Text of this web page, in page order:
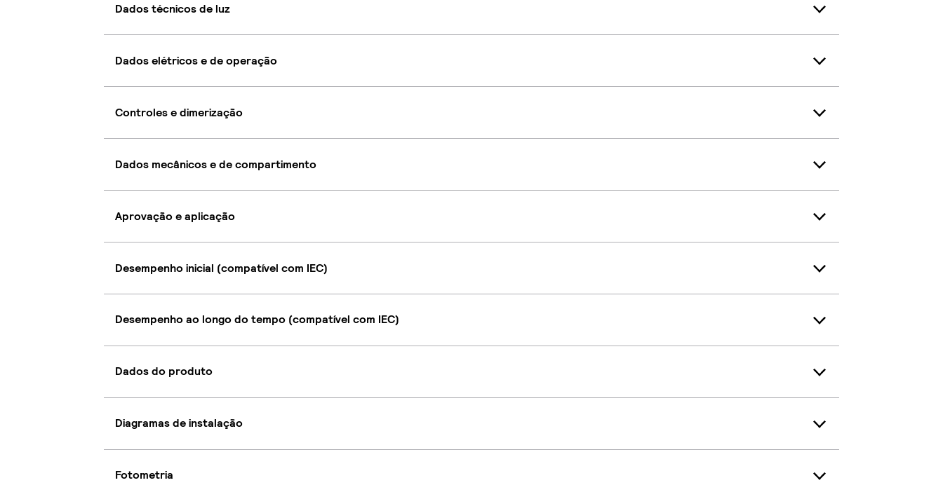
Dados técnicos de luz
Dados elétricos e de operação
Controles e dimerização
Dados mecânicos e de compartimento
Aprovação e aplicação
Desempenho inicial (compatível com IEC)
Desempenho ao longo do tempo (compatível com IEC)
Dados do produto
Diagramas de instalação
Fotometria